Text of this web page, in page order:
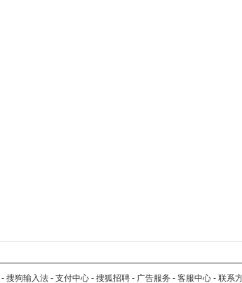
- 搜狗输入法 - 支付中心 - 搜狐招聘 - 广告服务 - 客服中心 - 联系